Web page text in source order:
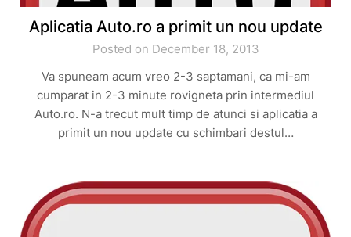
Aplicatia Auto.ro a primit un nou update
Posted on December 18, 2013
Va spuneam acum vreo 2-3 saptamani, ca mi-am
cumparat in 2-3 minute rovigneta prin intermediul
Auto.ro. N-a trecut mult timp de atunci si aplicatia a
primit un nou update cu schimbari destul…